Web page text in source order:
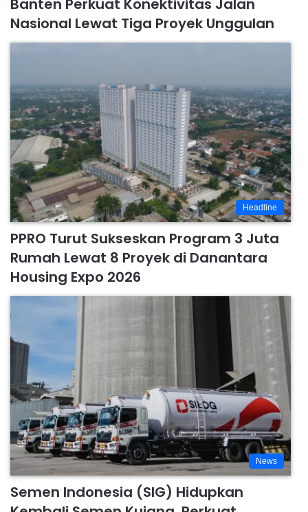
Banten Perkuat Konektivitas Jalan
Nasional Lewat Tiga Proyek Unggulan
Headline
PPRO Turut Sukseskan Program 3 Juta
Rumah Lewat 8 Proyek di Danantara
Housing Expo 2026
News
Semen Indonesia (SIG) Hidupkan